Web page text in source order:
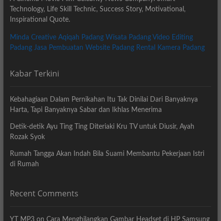
Technology, Life Skill Technic, Success Story, Motivational,
Inspirational Quote.
Minda Creative Aqiqah Padang Wisata Padang Video Editing
Padang Jasa Pembuatan Website Padang Rental Kamera Padang
Kabar Terkini
Kebahagiaan Dalam Pernikahan Itu Tak Dinilai Dari Banyaknya
Harta, Tapi Banyaknya Sabar dan Ikhlas Menerima
Detik-detik Ayu Ting Ting Diteriaki Kru TV untuk Diusir, Ayah
Rozak Syok
Rumah Tangga Akan Indah Bila Suami Membantu Pekerjaan Istri
di Rumah
Recent Comments